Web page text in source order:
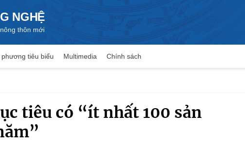
NGHỆ
thôn mới
tiêu biểu Multimedia Chính sách
tiêu có “ít nhất 100 sản